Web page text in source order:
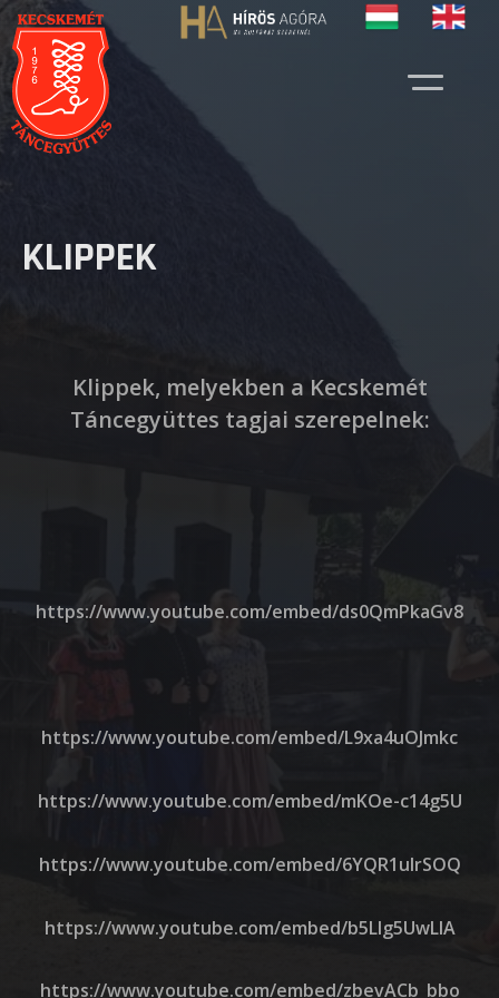
KLIPPEK
Klippek, melyekben a Kecskemét
Táncegyüttes tagjai szerepelnek:
https://www.youtube.com/embed/ds0QmPkaGv8
https://www.youtube.com/embed/L9xa4uOJmkc
https://www.youtube.com/embed/mKOe-c14g5U
https://www.youtube.com/embed/6YQR1uIrSOQ
https://www.youtube.com/embed/b5LIg5UwLlA
https://www.youtube.com/embed/zbevACb_bbo